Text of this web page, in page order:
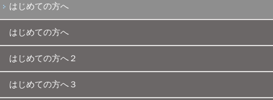
はじめての方へ
はじめての方へ
はじめての方へ２
はじめての方へ３